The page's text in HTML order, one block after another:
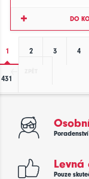
DO
1 2 3 4
431
Pouze